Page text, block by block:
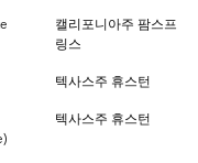
캘리포니아주 팜스프
링스
텍사스주 휴스턴
텍사스주 휴스턴